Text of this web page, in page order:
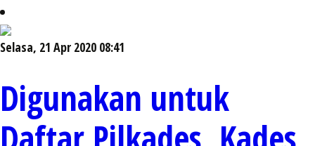
Selasa, 21 Apr 2020 08:41
Digunakan untuk